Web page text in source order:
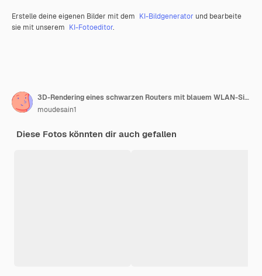
Erstelle deine eigenen Bilder mit dem KI-Bildgenerator und bearbeite
sie mit unserem KI-Fotoeditor.
3D-Rendering eines schwarzen Routers mit blauem WLAN-Signal
moudesain1
Diese Fotos könnten dir auch gefallen